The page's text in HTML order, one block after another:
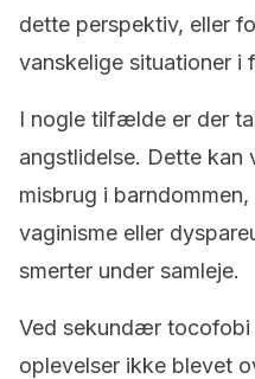
dette perspektiv, eller
vanskelige situationer i
I nogle tilfælde er der
angstlidelse. Dette
misbrug i
vaginisme eller
smerter under samleje.
Ved sekundær tocofobi
oplevelser ikke blevet